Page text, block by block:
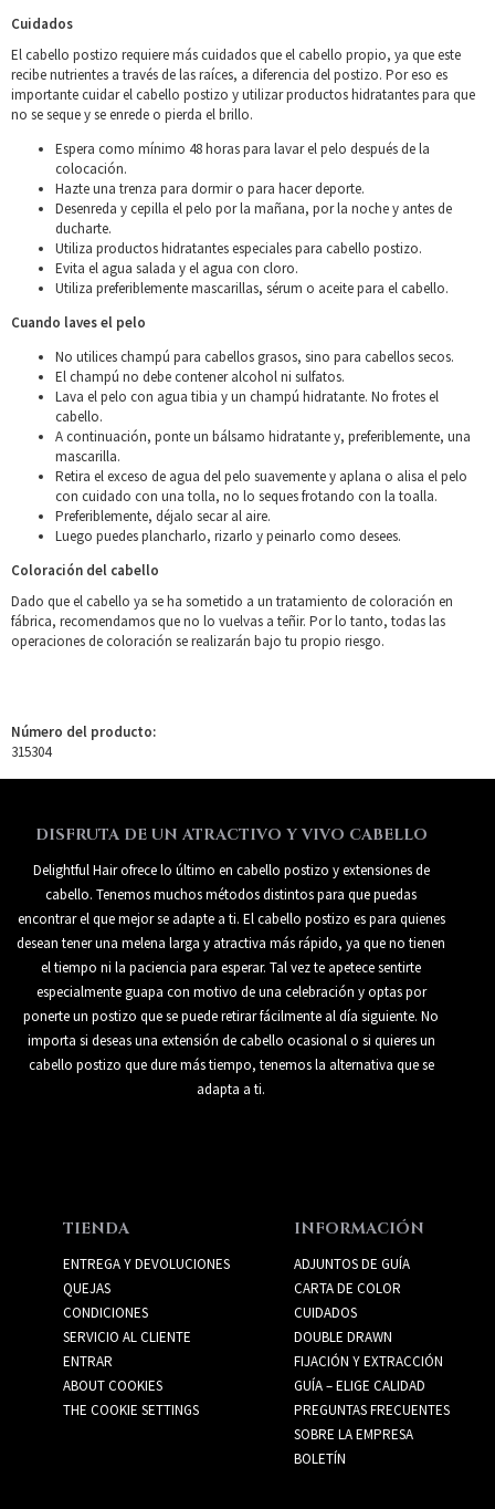
Cuidados
El cabello postizo requiere más cuidados que el cabello propio, ya que este
recibe nutrientes a través de las raíces, a diferencia del postizo. Por eso es
importante cuidar el cabello postizo y utilizar productos hidratantes para que
no se seque y se enrede o pierda el brillo.
Espera como mínimo 48 horas para lavar el pelo después de la
colocación.
Hazte una trenza para dormir o para hacer deporte.
Desenreda y cepilla el pelo por la mañana, por la noche y antes de
ducharte.
Utiliza productos hidratantes especiales para cabello postizo.
Evita el agua salada y el agua con cloro.
Utiliza preferiblemente mascarillas, sérum o aceite para el cabello.
Cuando laves el pelo
No utilices champú para cabellos grasos, sino para cabellos secos.
El champú no debe contener alcohol ni sulfatos.
Lava el pelo con agua tibia y un champú hidratante. No frotes el
cabello.
A continuación, ponte un bálsamo hidratante y, preferiblemente, una
mascarilla.
Retira el exceso de agua del pelo suavemente y aplana o alisa el pelo
con cuidado con una tolla, no lo seques frotando con la toalla.
Preferiblemente, déjalo secar al aire.
Luego puedes plancharlo, rizarlo y peinarlo como desees.
Coloración del cabello
Dado que el cabello ya se ha sometido a un tratamiento de coloración en
fábrica, recomendamos que no lo vuelvas a teñir. Por lo tanto, todas las
operaciones de coloración se realizarán bajo tu propio riesgo.
Número del producto:
315304
DISFRUTA DE UN ATRACTIVO Y VIVO CABELLO
Delightful Hair ofrece lo último en cabello postizo y extensiones de
cabello. Tenemos muchos métodos distintos para que puedas
encontrar el que mejor se adapte a ti. El cabello postizo es para quienes
desean tener una melena larga y atractiva más rápido, ya que no tienen
el tiempo ni la paciencia para esperar. Tal vez te apetece sentirte
especialmente guapa con motivo de una celebración y optas por
ponerte un postizo que se puede retirar fácilmente al día siguiente. No
importa si deseas una extensión de cabello ocasional o si quieres un
cabello postizo que dure más tiempo, tenemos la alternativa que se
adapta a ti.
TIENDA
ENTREGA Y DEVOLUCIONES
QUEJAS
CONDICIONES
SERVICIO AL CLIENTE
ENTRAR
ABOUT COOKIES
THE COOKIE SETTINGS
INFORMACIÓN
ADJUNTOS DE GUÍA
CARTA DE COLOR
CUIDADOS
DOUBLE DRAWN
FIJACIÓN Y EXTRACCIÓN
GUÍA – ELIGE CALIDAD
PREGUNTAS FRECUENTES
SOBRE LA EMPRESA
BOLETÍN